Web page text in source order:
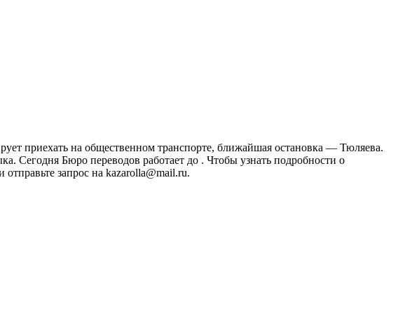
приехать на общественном транспорте, ближайшая остановка — Тюляева.
Сегодня Бюро переводов работает до . Чтобы узнать подробности о
запрос на kazarolla@mail.ru.